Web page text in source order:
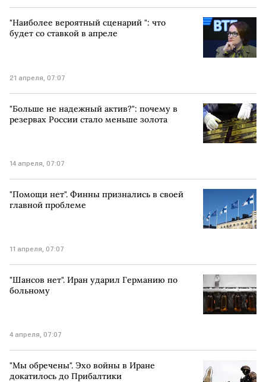
"Наиболее вероятный сценарий ": что
будет со ставкой в апреле
21 апреля, 07:07
"Больше не надежный актив?": почему в
резервах России стало меньше золота
14 апреля, 07:07
"Помощи нет". Финны признались в своей
главной проблеме
11 апреля, 07:07
"Шансов нет". Иран ударил Германию по
больному
4 апреля, 07:07
"Мы обречены". Эхо войны в Иране
докатилось до Прибалтики